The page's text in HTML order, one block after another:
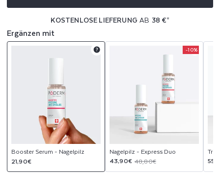
P
I
KOSTENLOSE LIEFERUNG AB 38 €*
Ergänzen mit
Booster Serum - Nagelpilz
Normaler
Preis
21,90€
Product
-10%
Nagelpilz - Express Duo
Verkaufspreis
43,90€
Normaler
Preis
48,80€
Product
Trio